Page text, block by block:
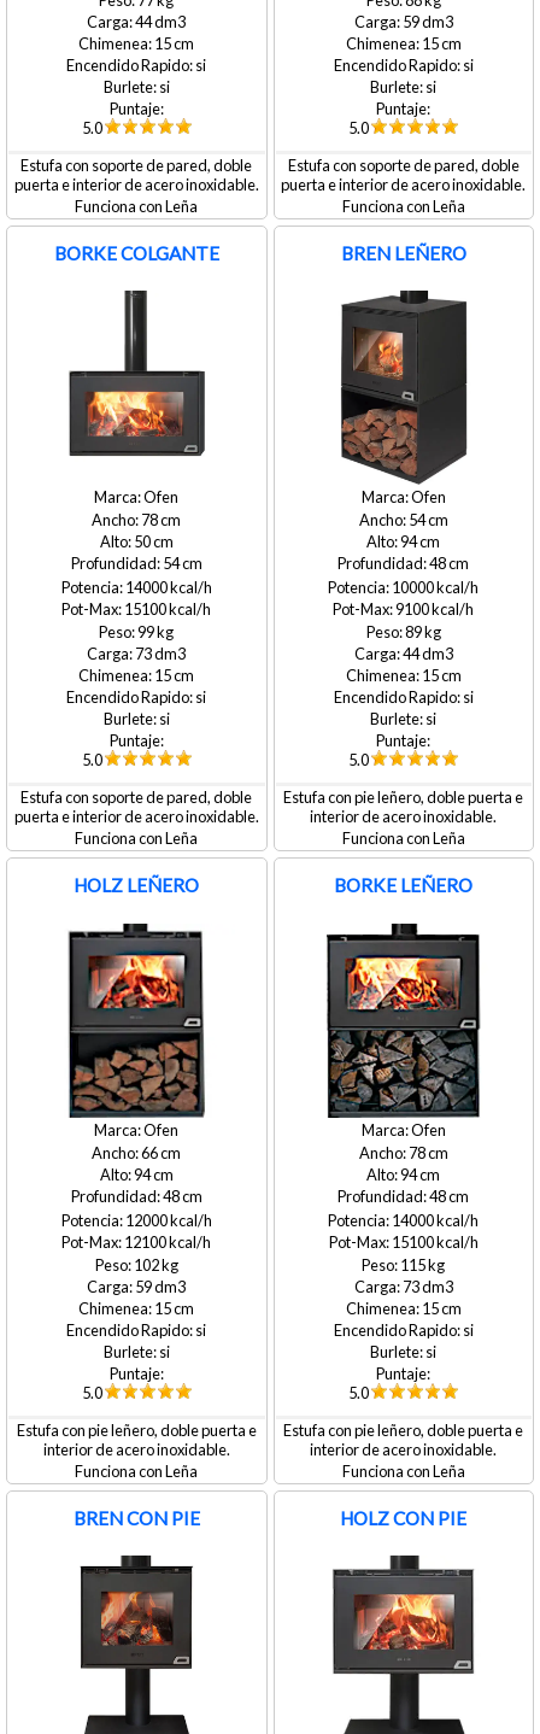
44
15
si
si
5.0
Estufa con soporte de pared, doble
puerta e interior de acero inoxidable.
Leña
59
15
si
si
5.0
Estufa con soporte de pared, doble
puerta e interior de acero inoxidable.
Leña
BORKE COLGANTE
Ofen
78
50
54
14000
15100
99
73
15
si
si
5.0
Estufa con soporte de pared, doble
puerta e interior de acero inoxidable.
Leña
BREN LEÑERO
Ofen
54
94
48
10000
9100
89
44
15
si
si
5.0
Estufa con pie leñero, doble puerta e
interior de acero inoxidable.
Leña
HOLZ LEÑERO
Ofen
66
94
48
12000
12100
102
59
15
si
si
5.0
Estufa con pie leñero, doble puerta e
interior de acero inoxidable.
Leña
BORKE LEÑERO
Ofen
78
94
48
14000
15100
115
73
15
si
si
5.0
Estufa con pie leñero, doble puerta e
interior de acero inoxidable.
Leña
BREN CON PIE HOLZ CON PIE